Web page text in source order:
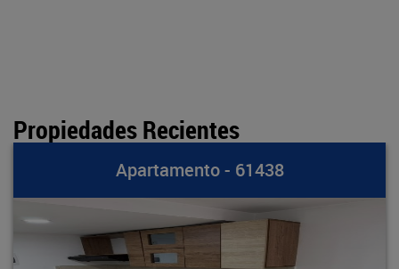
Propiedades Recientes
- 61438